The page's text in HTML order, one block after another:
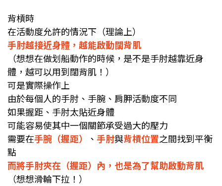
背槓時
在活動度允許的情況下（理論上）
手肘越接近身體，越能啟動闊背肌
（想想在做划船動作的時候，是不是手肘越靠近身
體，越可以用到闊背肌！）
可是實際操作上
由於每個人的手肘、手腕、肩胛活動度不同
如果握距、手肘太貼近身體
可能容易使其中一個關節承受過大的壓力
需要在手腕（握距） 、 手肘與背槓位置之間找到平衡
點
而將手肘夾在（握距）內，也是為了幫助啟動背肌
（想想滑輪下拉！）